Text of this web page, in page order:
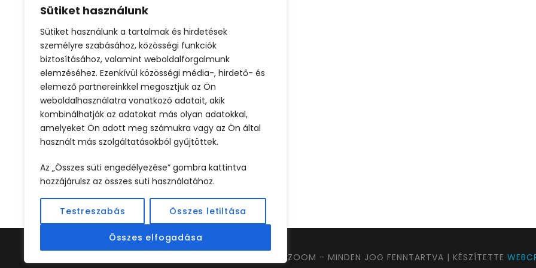
Sütiket használunk
Sütiket használunk a tartalmak és hirdetések
személyre szabásához, közösségi funkciók
biztosításához, valamint weboldalforgalmunk
elemzéséhez. Ezenkívül közösségi média-, hirdető- és
elemező partnereinkkel megosztjuk az Ön
weboldalhasználatra vonatkozó adatait, akik
kombinálhatják az adatokat más olyan adatokkal,
amelyeket Ön adott meg számukra vagy az Ön által
használt más szolgáltatásokból gyűjtöttek.
Az „Összes süti engedélyezése” gombra kattintva
hozzájárulsz az összes süti használatához.
Testreszabás Összes letiltása
Összes elfogadása
hajókiránduláson!
Fedezd fel Velence varázslatos
szigeteit egy lélegzetelállító
hajókiránduláson! Panorámás hajótúra
Murano, Burano és Torcello szigeteire...
Tovább
©2024 UTAZOOM - MINDEN JOG FENNTARTVA | KÉSZÍTETTE